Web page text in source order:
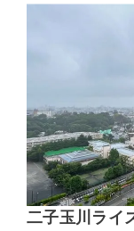
二子玉川ライ